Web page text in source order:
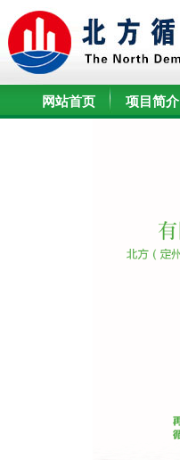
网站首页 项目简介